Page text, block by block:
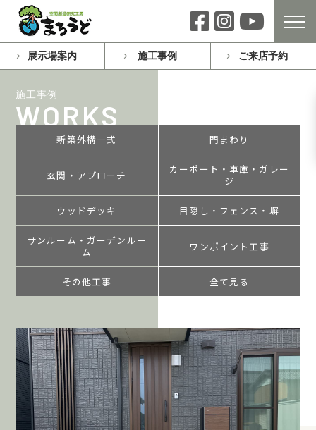
展示場案内 施工事例 ご来店予約
施工事例
WORKS
新築外構一式 門まわり
玄関・アプローチ
カーポート・車庫・ガレー
ジ
ウッドデッキ 目隠し・フェンス・塀
サンルーム・ガーデンルー
ム
ワンポイント工事
その他工事 全て見る